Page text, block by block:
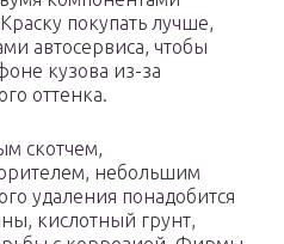
покупать лучше,
автосервиса, чтобы
кузова из-за
оттенка.
скотчем,
небольшим
удаления понадобится
кислотный грунт,